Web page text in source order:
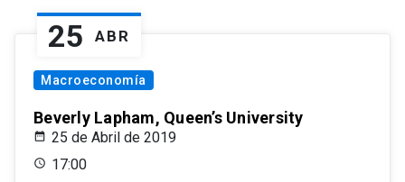
25 ABR
Macroeconomía
Beverly Lapham, Queen’s University
25 de Abril de 2019
17:00